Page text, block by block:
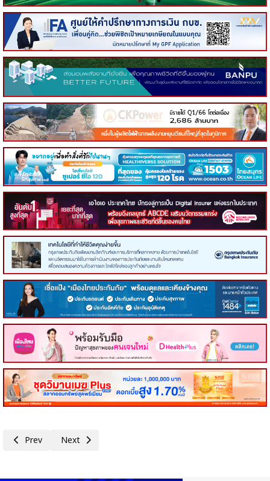
Previous article: SA แต่งตั้ง ‘สุทธินนท์ มั่นคง’ นั่ง CFO คนใหม่ เสริมทัพธุร
Prev Next article: PCE ทุ่ม 779 ลบ. สร้างโรงสกัด CPO แห่งที่ 2
Next